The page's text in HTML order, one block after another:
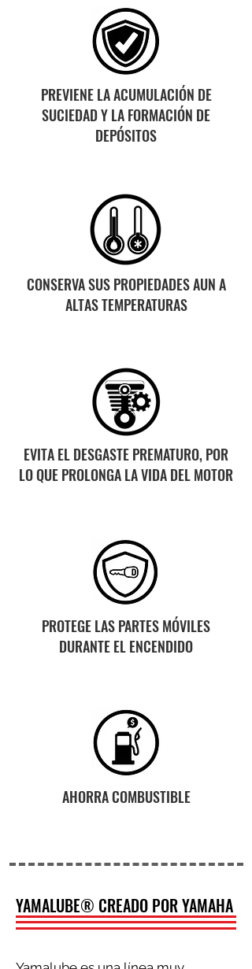
PREVIENE LA ACUMULACIÓN DE
SUCIEDAD Y LA FORMACIÓN DE
DEPÓSITOS
CONSERVA SUS PROPIEDADES AUN A
ALTAS TEMPERATURAS
EVITA EL DESGASTE PREMATURO, POR
LO QUE PROLONGA LA VIDA DEL MOTOR
PROTEGE LAS PARTES MÓVILES
DURANTE EL ENCENDIDO
AHORRA COMBUSTIBLE
YAMALUBE® CREADO POR YAMAHA